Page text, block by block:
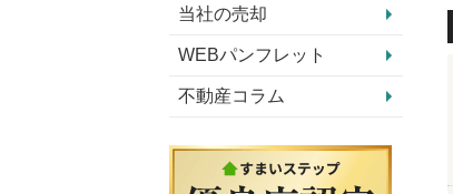
当社の売却
WEBパンフレット
不動産コラム